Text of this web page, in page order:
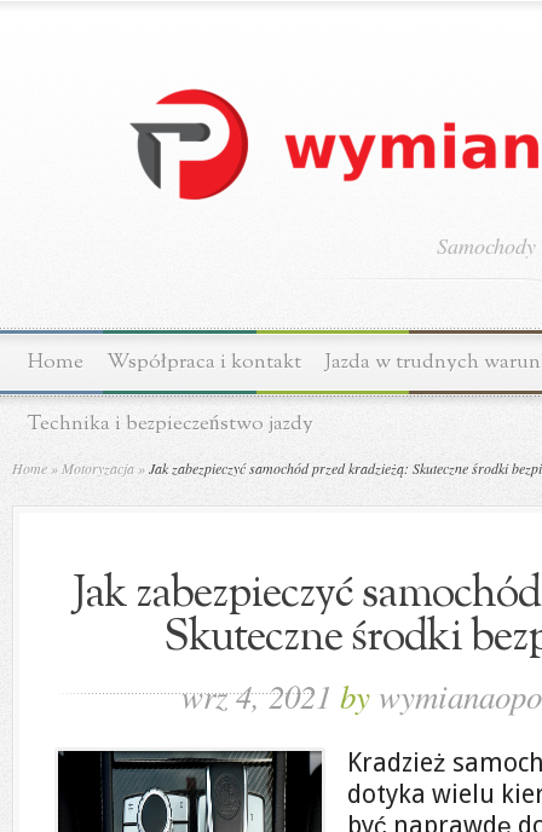
Home Współpraca i kontakt Jazda w trudnych
Technika i bezpieczeństwo jazdy
Home » Motoryzacja »Jak zabezpieczyć samochód przed kradzieżą: Skuteczne środki
Jak zabezpieczyć
Skuteczne środki
wrz 4, 2021 by
Kradzież
dotyka wielu
być naprawdę